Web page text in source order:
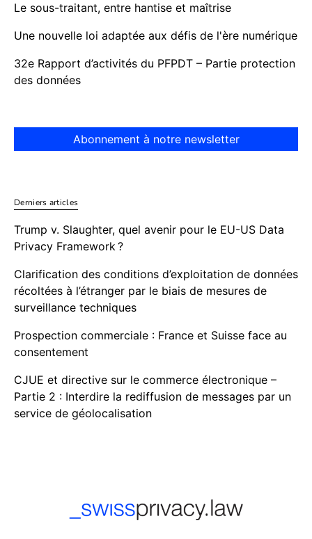
Le sous-traitant, entre hantise et maîtrise
Une nouvelle loi adaptée aux défis de l'ère numérique
32e Rapport d’activités du PFPDT – Partie protection
des données
Abonnement à notre newsletter
Derniers articles
Trump v. Slaughter, quel avenir pour le EU-US Data
Privacy Framework ?
Clarification des conditions d’exploitation de données
récoltées à l’étranger par le biais de mesures de
surveillance techniques
Prospection commerciale : France et Suisse face au
consentement
CJUE et directive sur le commerce électronique –
Partie 2 : Interdire la rediffusion de messages par un
service de géolocalisation